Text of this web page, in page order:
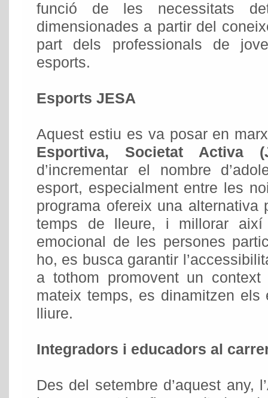
funció de les necessitats
dimensionades a partir del
part dels professionals de
esports.
Esports JESA
Aquest estiu es va posar en
Esportiva, Societat Activa
d’incrementar el nombre
esport, especialment entre les
programa ofereix una alternativa
temps de lleure, i millorar
emocional de les persones
ho, es busca garantir
a tothom promovent un
mateix temps, es dinamitzen els
lliure.
Integradors i educadors al
Des del setembre d’aquest any,